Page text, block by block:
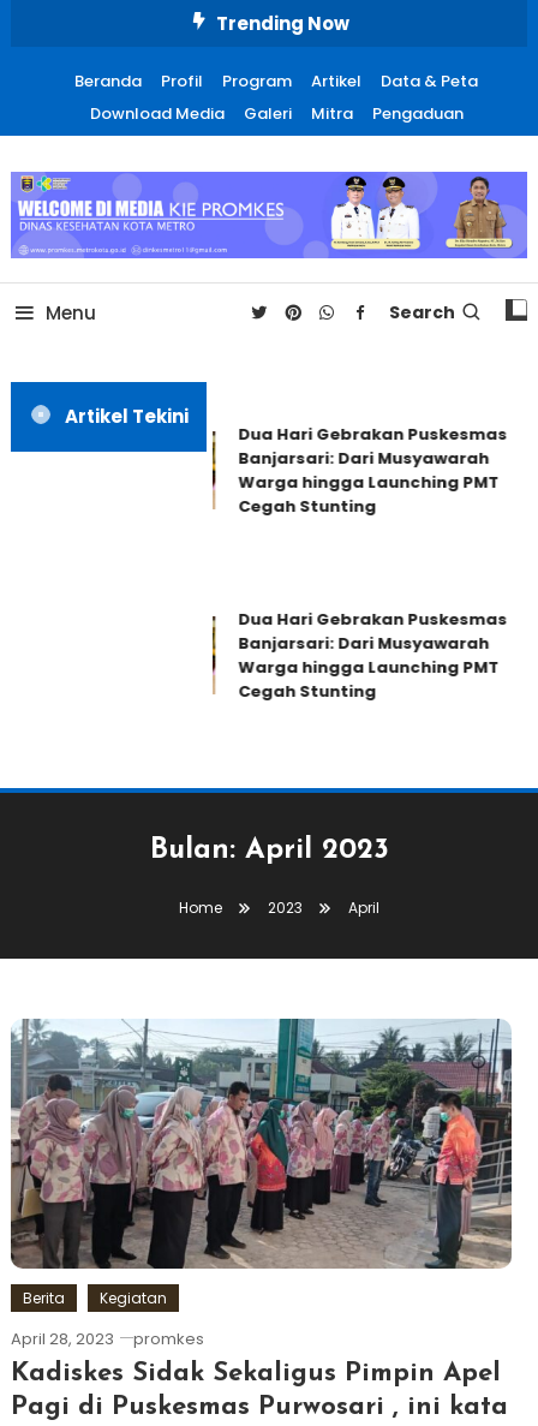
Trending Now
Beranda Profil Program Artikel
Data & Peta
Download Media
Galeri Mitra Pengaduan
Promosi Kesehatan Kota
Metro
Menu Search
Artikel Tekini
Dua Hari Gebrakan Puskesmas
Banjarsari: Dari Musyawarah
Warga hingga Launching PMT
Cegah Stunting
Dua Hari Gebrakan Puskesmas
Banjarsari: Dari Musyawarah
Warga hingga Launching PMT
Cegah Stunting
Bulan: April 2023
Home 2023 April
Berita Kegiatan
April 28, 2023 promkes
Kadiskes Sidak Sekaligus Pimpin Apel
Pagi di Puskesmas Purwosari , ini kata